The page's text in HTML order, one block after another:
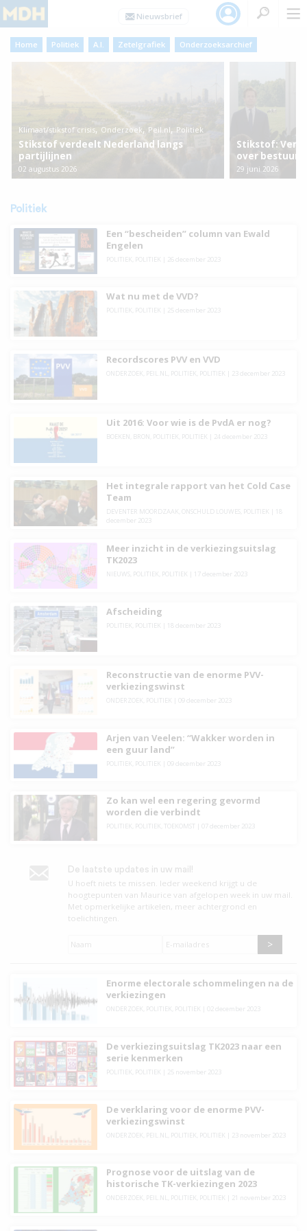
Home Politiek A.I. Zetelgrafiek Onderzoeksarchief
Klimaat/stikstof crisis, Onderzoek, Peil.nl, Politiek
Stikstof verdeelt Nederland langs
partijlijnen
02 augustus 2026
Stikstof:
over
29 juni 2026
Politiek
Een “bescheiden” column van Ewald
Engelen
POLITIEK POLITIEK 26 december 2023
Wat nu met de VVD?
POLITIEK POLITIEK 25 december 2023
Recordscores PVV en VVD
ONDERZOEK PEIL.NL POLITIEK POLITIEK 23 december 2023
Uit 2016: Voor wie is de PvdA er nog?
BOEKEN BRON POLITIEK POLITIEK 24 december 2023
Het integrale rapport van het Cold Case
Team
DEVENTER MOORDZAAK ONSCHULD LOUWES POLITIEK
18
december 2023
Meer inzicht in de verkiezingsuitslag
TK2023
NIEUWS POLITIEK POLITIEK 17 december 2023
Afscheiding
POLITIEK POLITIEK 18 december 2023
Reconstructie van de enorme PVV-
verkiezingswinst
ONDERZOEK POLITIEK 09 december 2023
Arjen van Veelen: “Wakker worden in
een guur land”
POLITIEK POLITIEK 09 december 2023
Zo kan wel een regering gevormd
worden die verbindt
POLITIEK POLITIEK TOEKOMST 07 december 2023
De laatste updates in uw mail!
U hoeft niets te missen. leder weekend krijgt u de
hoogtepunten van Maurice van afgelopen week in uw mail.
Met opmerkelijke artikelen, meer achtergrond en
toelichtingen.
Naam
E-
Enorme electorale schommelingen na de
verkiezingen
ONDERZOEK POLITIEK POLITIEK 02 december 2023
De verkiezingsuitslag TK2023 naar een
serie kenmerken
POLITIEK POLITIEK 25 november 2023
De verklaring voor de enorme PVV-
verkiezingswinst
ONDERZOEK PEIL.NL POLITIEK POLITIEK 23 november 2023
Prognose voor de uitslag van de
historische TK-verkiezingen 2023
ONDERZOEK PEIL.NL POLITIEK POLITIEK 21 november 2023